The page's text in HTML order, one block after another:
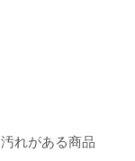
れがある商品